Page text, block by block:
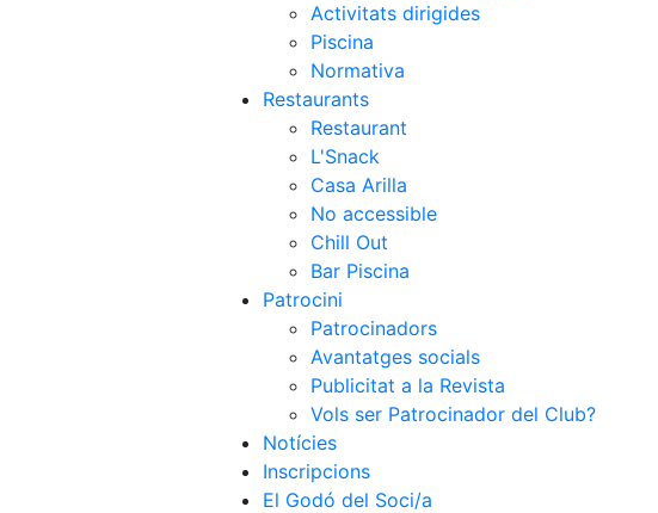
Activitats dirigides
Piscina
Normativa
Restaurants
Restaurant
L'Snack
Casa Arilla
No accessible
Chill Out
Bar Piscina
Patrocini
Patrocinadors
Avantatges socials
Publicitat a la Revista
Vols ser Patrocinador del Club?
Notícies
Inscripcions
El Godó del Soci/a